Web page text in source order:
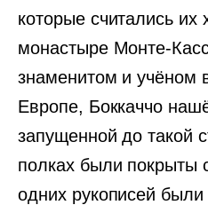
которые считались их
монастыре Монте-
знаменитом и учёном
Европе, Боккаччо
запущенной до такой
полках были покрыты
одних рукописей